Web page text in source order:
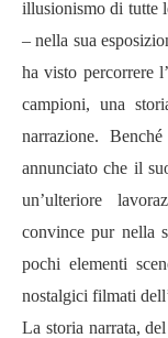
illusionismo di tutte
– nella sua
ha visto percorrere
campioni, una
narrazione.
annunciato che il
un’ulteriore
convince pur nella
pochi elementi
nostalgici filmati
La storia narrata,